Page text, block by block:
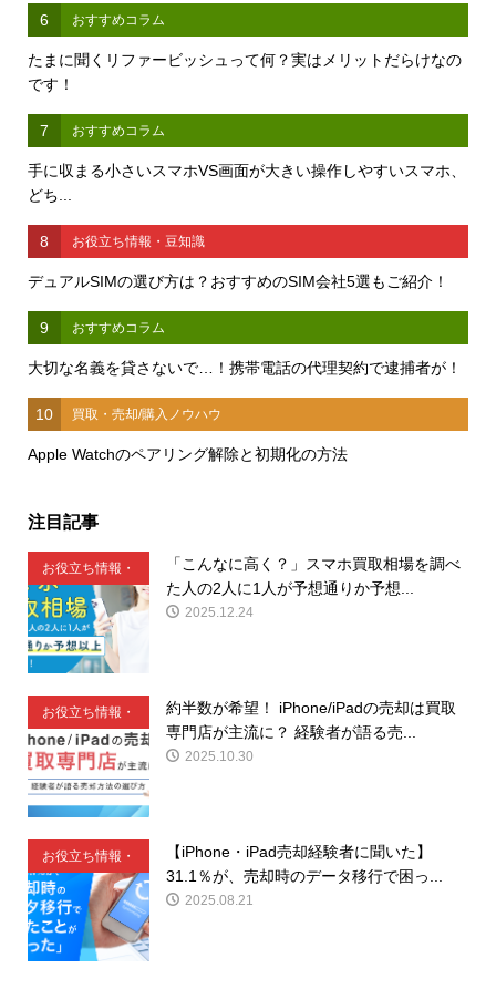
6 おすすめコラム
たまに聞くリファービッシュって何？実はメリットだらけなの
です！
7 おすすめコラム
手に収まる小さいスマホVS画面が大きい操作しやすいスマホ、
どち...
8 お役立ち情報・豆知識
デュアルSIMの選び方は？おすすめのSIM会社5選もご紹介！
9 おすすめコラム
大切な名義を貸さないで…！携帯電話の代理契約で逮捕者が！
10 買取・売却/購入ノウハウ
Apple Watchのペアリング解除と初期化の方法
注目記事
お役立ち情報・
豆知識
「こんなに高く？」スマホ買取相場を調べ
た人の2人に1人が予想通りか予想...
2025.12.24
お役立ち情報・
豆知識
約半数が希望！ iPhone/iPadの売却は買取
専門店が主流に？ 経験者が語る売...
2025.10.30
お役立ち情報・
豆知識
【iPhone・iPad売却経験者に聞いた】
31.1％が、売却時のデータ移行で困っ...
2025.08.21